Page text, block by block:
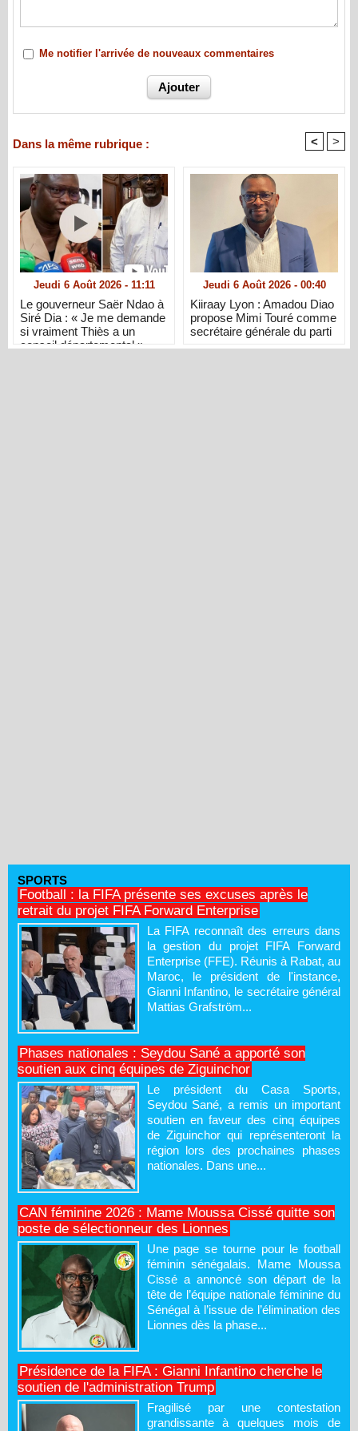
Me notifier l'arrivée de nouveaux commentaires
Dans la même rubrique : < >
Jeudi 6 Août 2026 - 11:11
Le gouverneur Saër Ndao à
Siré Dia : « Je me demande
si vraiment Thiès a un
conseil départemental »
Jeudi 6 Août 2026 - 00:40
Kiiraay Lyon : Amadou Diao
propose Mimi Touré comme
secrétaire générale du parti
SPORTS
Football : la FIFA présente ses excuses après le
retrait du projet FIFA Forward Enterprise
La FIFA reconnaît des erreurs dans
la gestion du projet FIFA Forward
Enterprise (FFE). Réunis à Rabat, au
Maroc, le président de l'instance,
Gianni Infantino, le secrétaire général
Mattias Grafström...
Phases nationales : Seydou Sané a apporté son
soutien aux cinq équipes de Ziguinchor
Le président du Casa Sports,
Seydou Sané, a remis un important
soutien en faveur des cinq équipes
de Ziguinchor qui représenteront la
région lors des prochaines phases
nationales. Dans une...
CAN féminine 2026 : Mame Moussa Cissé quitte son
poste de sélectionneur des Lionnes
Une page se tourne pour le football
féminin sénégalais. Mame Moussa
Cissé a annoncé son départ de la
tête de l’équipe nationale féminine du
Sénégal à l’issue de l’élimination des
Lionnes dès la phase...
Présidence de la FIFA : Gianni Infantino cherche le
soutien de l'administration Trump
Fragilisé par une contestation
grandissante à quelques mois de